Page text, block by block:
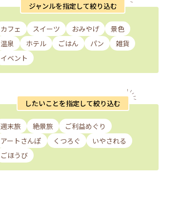
ジャンルを指定して絞り込む
カフェ スイーツ おみやげ
景色
温泉
ホテル ごはん パン
雑貨
イベント
したいことを指定して絞り込む
週末旅 絶景旅
ご利益めぐり
アートさんぽ
くつろぐ
いやされる
ごほうび